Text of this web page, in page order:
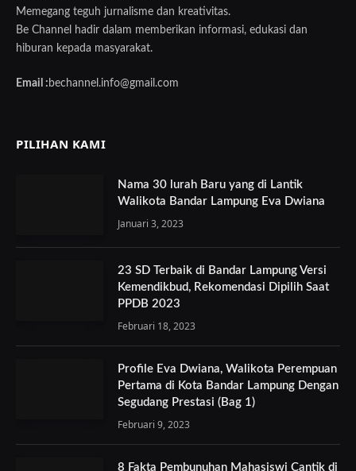
Memegang teguh jurnalisme dan kreativitas.
Be Channel hadir dalam memberikan informasi, edukasi dan
hiburan kepada masyarakat.
Email : bechannel.info@gmail.com
PILIHAN KAMI
Nama 30 lurah Baru yang di Lantik
Walikota Bandar Lampung Eva Dwiana
Januari 3, 2023
23 SD Terbaik di Bandar Lampung Versi
Kemendikbud, Rekomendasi Dipilih Saat
PPDB 2023
Februari 18, 2023
Profile Eva Dwiana, Walikota Perempuan
Pertama di Kota Bandar Lampung Dengan
Segudang Prestasi (Bag 1)
Februari 9, 2023
8 Fakta Pembunuhan Mahasiswi Cantik di